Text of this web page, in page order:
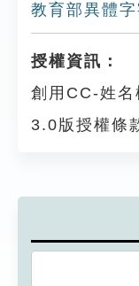
教育部異體字
授權資訊：
創用CC-姓
3.0版授權條